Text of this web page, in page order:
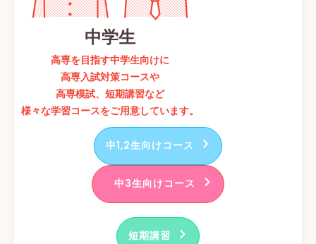
中学生
高専を目指す中学生向けに
高専入試対策コースや
高専模試、短期講習など
様々な学習コースをご用意しています。
中1,2生向けコース
中3生向けコース
短期講習